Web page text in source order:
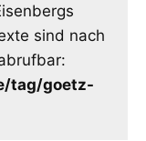
sind nach
tag/goetz-